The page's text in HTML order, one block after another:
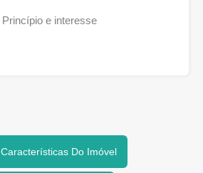
Princípio e interesse
Características Do Imóvel